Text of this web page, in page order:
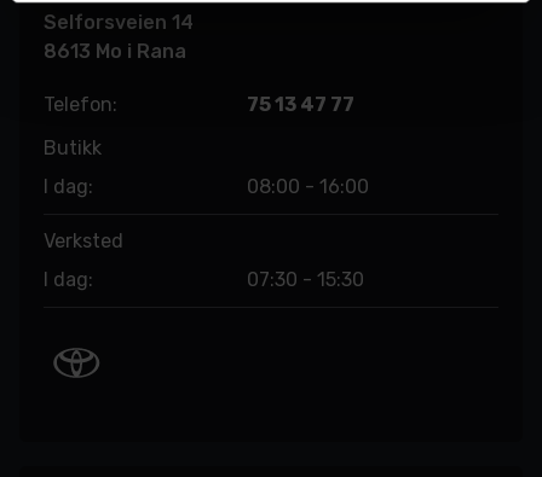
Selforsveien 14
8613 Mo i Rana
Telefon:
75 13 47 77
Butikk
I dag:
08:00 - 16:00
Verksted
I dag:
07:30 - 15:30